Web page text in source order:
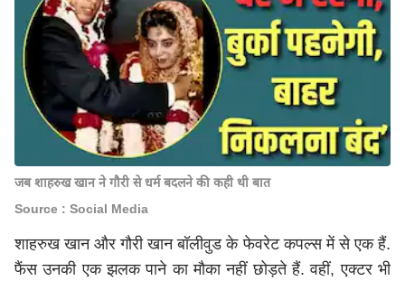
जब शाहरुख खान ने गौरी से धर्म बदलने की कही थी बात
Source : Social Media
शाहरुख खान और गौरी खान बॉलीवुड के फेवरेट कपल्स में से एक हैं.
फैंस उनकी एक झलक पाने का मौका नहीं छोड़ते हैं. वहीं, एक्टर भी